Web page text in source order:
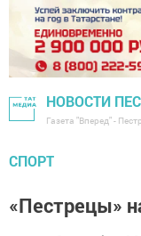
НОВОСТИ
Газета "Вперед" -
СПОРТ
«Пестрецы»